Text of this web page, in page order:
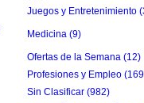
Juegos y Entretenimiento
Medicina (9)
Ofertas de la Semana (12)
Profesiones y Empleo
Sin Clasificar (982)